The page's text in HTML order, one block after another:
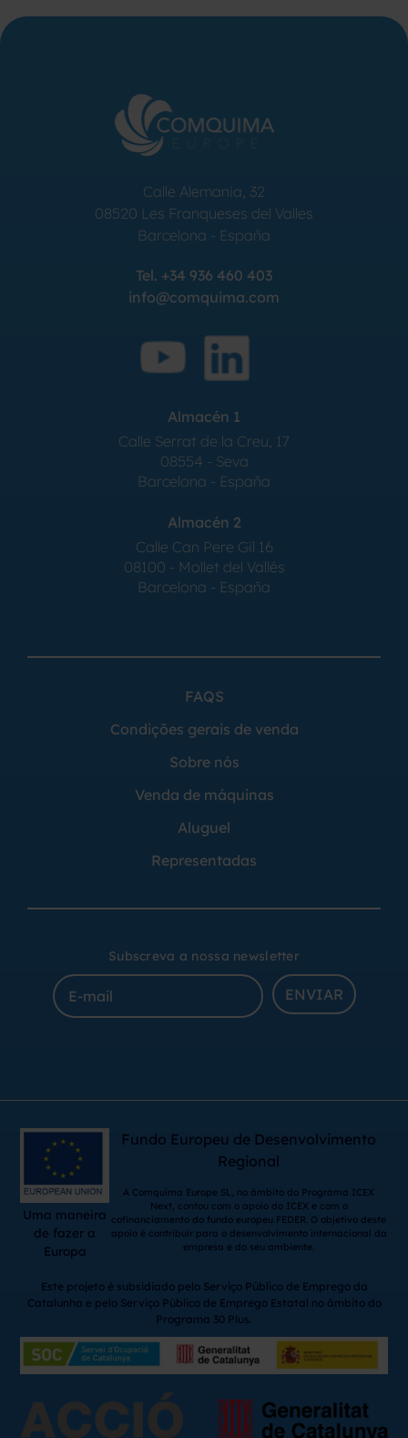
Calle Alemania, 32
08520 Les Franqueses del Valles
Barcelona - España
Tel. +34 936 460 403
info@comquima.com
Almacén 1
Calle Serrat de la Creu, 17
08554 - Seva
Barcelona - España
Almacén 2
Calle Can Pere Gil 16
08100 - Mollet del Vallés
Barcelona - España
FAQS
Condições gerais de venda
Sobre nós
Venda de máquinas
Aluguel
Representadas
Subscreva a nossa newsletter
ENVIAR
Uma maneira
de fazer a
Europa
Fundo Europeu de Desenvolvimento
Regional
A Comquima Europe SL, no âmbito do Programa ICEX
Next, contou com o apoio do ICEX e com o
cofinanciamento do fundo europeu FEDER. O objetivo deste
apoio é contribuir para o desenvolvimento internacional da
empresa e do seu ambiente.
Este projeto é subsidiado pelo Serviço Público de Emprego da
Catalunha e pelo Serviço Público de Emprego Estatal no âmbito do
Programa 30 Plus.